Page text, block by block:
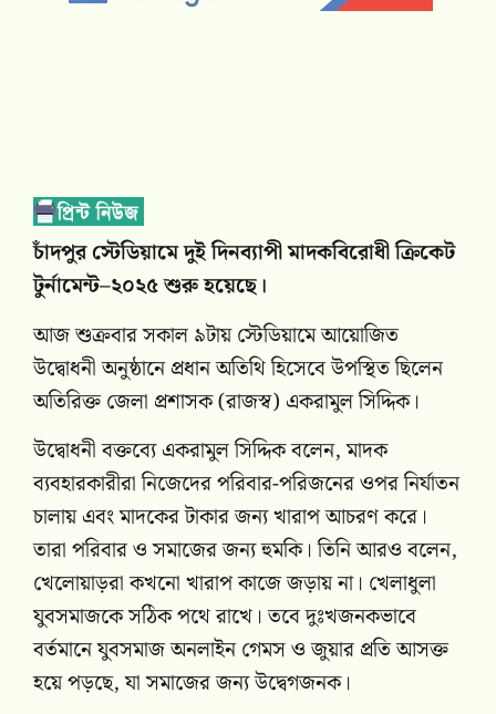
চাঁদপুর স্টেডিয়ামে দুই দিনব্যাপী মাদকবিরোধী ক্রিকেট
টুর্নামেন্ট–২০২৫ শুরু হয়েছে।
আজ শুক্রবার সকাল ৯টায় স্টেডিয়ামে আয়োজিত
উদ্বোধনী অনুষ্ঠানে প্রধান অতিথি হিসেবে উপস্থিত ছিলেন
অতিরিক্ত জেলা প্রশাসক (রাজস্ব) একরামুল সিদ্দিক।
উদ্বোধনী বক্তব্যে একরামুল সিদ্দিক বলেন, মাদক
ব্যবহারকারীরা নিজেদের পরিবার-পরিজনের ওপর নির্যাতন
চালায় এবং মাদকের টাকার জন্য খারাপ আচরণ করে।
তারা পরিবার ও সমাজের জন্য হুমকি। তিনি আরও বলেন,
খেলোয়াড়রা কখনো খারাপ কাজে জড়ায় না। খেলাধুলা
যুবসমাজকে সঠিক পথে রাখে। তবে দুঃখজনকভাবে
বর্তমানে যুবসমাজ অনলাইন গেমস ও জুয়ার প্রতি আসক্ত
হয়ে পড়ছে, যা সমাজের জন্য উদ্বেগজনক।